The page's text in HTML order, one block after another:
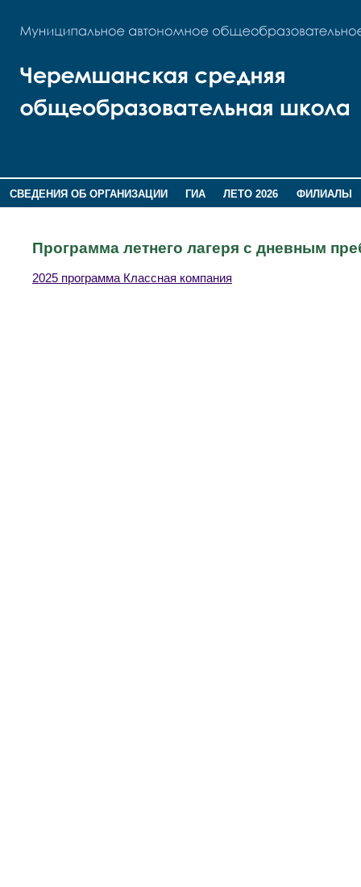
СВЕДЕНИЯ ОБ ОРГАНИЗАЦИИ ГИА ЛЕТО 2026
ФИЛИАЛЫ
Программа летнего лагеря с дневным
2025 программа Классная компания